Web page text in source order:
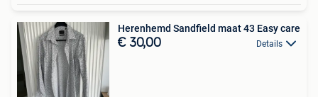
Herenhemd Sandfield maat 43 Easy care
€ 30,00 Details